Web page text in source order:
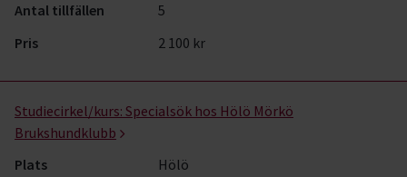
Antal tillfällen
5
Pris
2 100 kr
Studiecirkel/kurs: Specialsök hos Hölö Mörkö
Brukshundklubb
Plats
Hölö